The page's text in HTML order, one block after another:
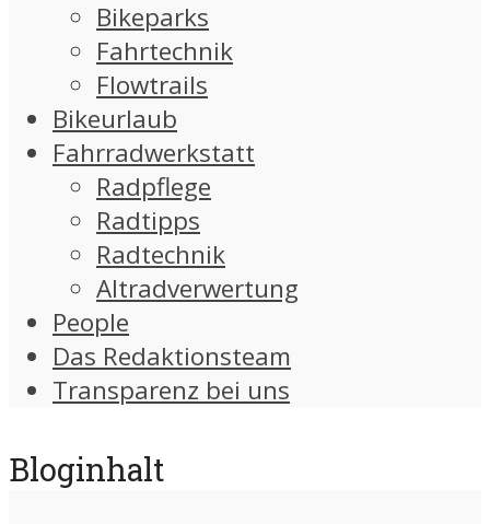
Bikeparks
Fahrtechnik
Flowtrails
Bikeurlaub
Fahrradwerkstatt
Radpflege
Radtipps
Radtechnik
Altradverwertung
People
Das Redaktionsteam
Transparenz bei uns
Bloginhalt